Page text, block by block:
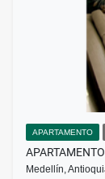
APARTAMENTO
Medellín,